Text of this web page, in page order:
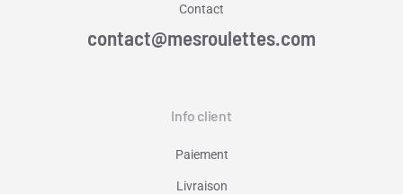
Contact
contact@mesroulettes.com
Info client
Paiement
Livraison